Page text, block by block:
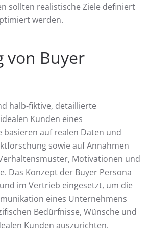
sollten realistische Ziele definiert
werden.
von Buyer
halb-fiktive, detaillierte
Kunden eines
basieren auf realen Daten und
sowie auf Annahmen
Motivationen und
Das Konzept der Buyer Persona
im Vertrieb eingesetzt, um die
eines Unternehmens
Bedürfnisse, Wünsche und
Kunden auszurichten.